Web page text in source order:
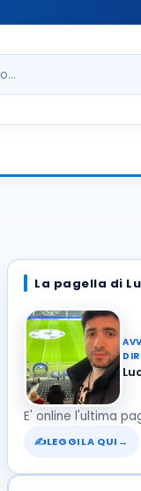
La pagella di
E' online l'ultima
✍LEGGILA QUI →